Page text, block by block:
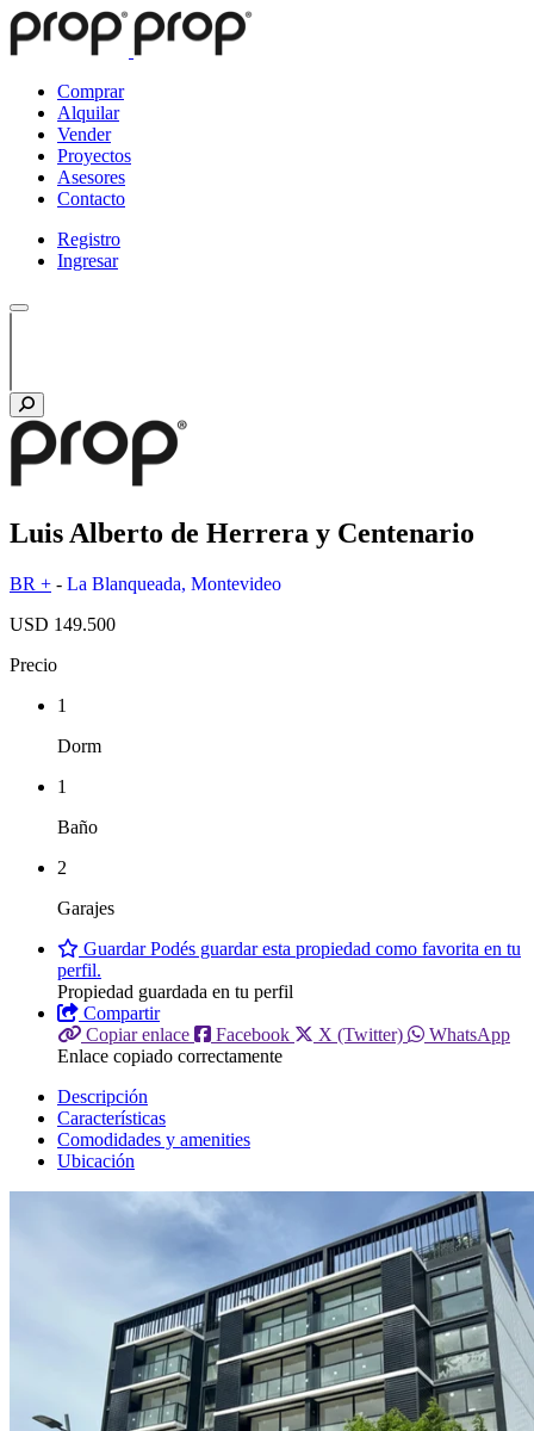
Comprar
Alquilar
Vender
Proyectos
Asesores
Contacto
Registro
Ingresar
Luis Alberto de Herrera y Centenario
BR + - La Blanqueada, Montevideo
USD 149.500
Precio
1
Dorm
1
Baño
2
Garajes
GuardarPodés guardar esta propiedad como favorita en tu
perfil.
Propiedad guardada en tu perfil
Compartir
Copiar enlace
Facebook X (Twitter)
WhatsApp
Enlace copiado correctamente
Descripción
Características
Comodidades y amenities
Ubicación